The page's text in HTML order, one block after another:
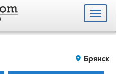
Toggle
Брянск